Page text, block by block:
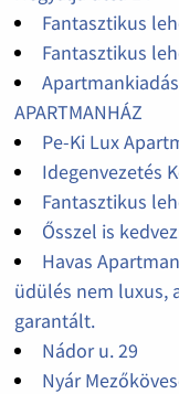
Fantasztikus
Fantasztikus
APARTMANHÁZ
Pe-Ki Lux
Idegenvezetés
Fantasztikus
Ősszel is
Havas
üdülés nem luxus,
garantált.
Nádor u. 29
Nyár